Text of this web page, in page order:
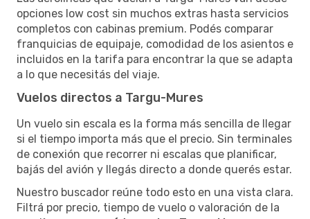
opciones low cost sin muchos extras hasta servicios
completos con cabinas premium. Podés comparar
franquicias de equipaje, comodidad de los asientos e
incluidos en la tarifa para encontrar la que se adapta
a lo que necesitás del viaje.
Vuelos directos a Targu-Mures
Un vuelo sin escala es la forma más sencilla de llegar
si el tiempo importa más que el precio. Sin terminales
de conexión que recorrer ni escalas que planificar,
bajás del avión y llegás directo a donde querés estar.
Nuestro buscador reúne todo esto en una vista clara.
Filtrá por precio, tiempo de vuelo o valoración de la